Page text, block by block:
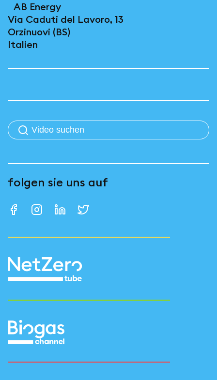
AB Energy
Via Caduti del Lavoro, 13
Orzinuovi (BS)
Italien
folgen sie uns auf